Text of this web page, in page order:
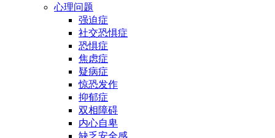
心理问题
强迫症
社交恐惧症
恐惧症
焦虑症
疑病症
惊恐发作
抑郁症
双相障碍
内心自卑
缺乏安全感